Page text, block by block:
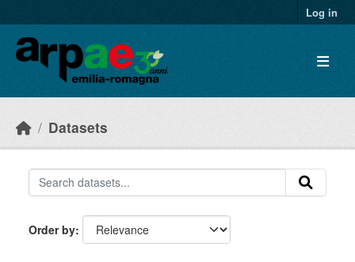
Log in
Datasets
Order by